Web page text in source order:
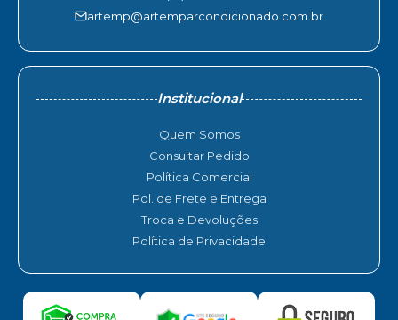
artemp@artemparcondicionado.com.br
Institucional
Quem Somos
Consultar Pedido
Política Comercial
Pol. de Frete e Entrega
Troca e Devoluções
Política de Privacidade